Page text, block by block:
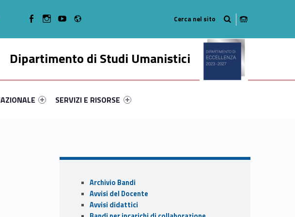
Dipartimento di Studi Umanistici
77592-45
#link-menu-primary-13940-49
Link identifier #link-menu-primary-69333-56
SERVIZI E RISORSE
WebMan on FacebookWebMan on Instagram
WebMan on Youtube
Sidebar
Archivio Bandi
Avvisi del Docente
Avvisi didattici